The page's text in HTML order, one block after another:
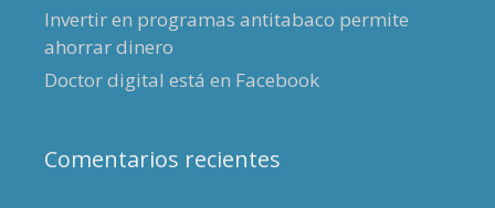
Invertir en programas antitabaco permite
ahorrar dinero
Doctor digital está en Facebook
Comentarios recientes